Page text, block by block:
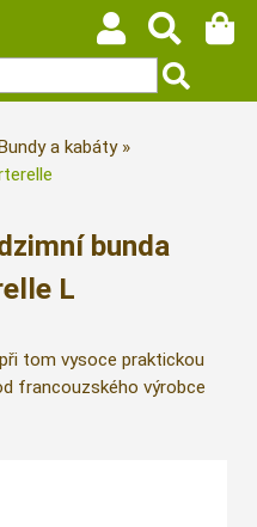
a kabáty
bunda
L
tom vysoce praktickou
francouzského výrobce